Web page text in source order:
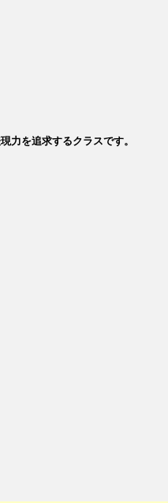
力を追求するクラスです。